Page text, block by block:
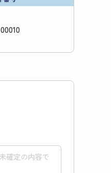
00010